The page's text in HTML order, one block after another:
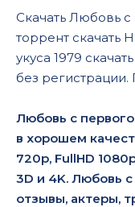
Скачать Любовь с
торрент скачать
укуса 1979
без
Любовь с первого
в хорошем
720p, FullHD
3D и 4K. Любовь
отзывы, актеры,